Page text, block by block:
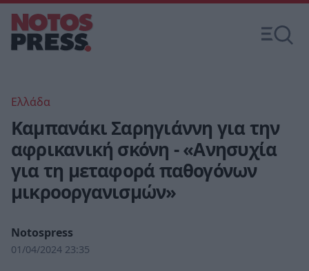
Ελλάδα
Καμπανάκι Σαρηγιάννη για την
αφρικανική σκόνη - «Ανησυχία
για τη μεταφορά παθογόνων
μικροοργανισμών»
Notospress
01/04/2024 23:35